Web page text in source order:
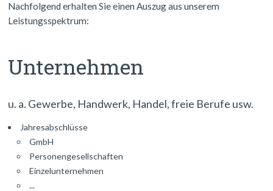
Nachfolgend erhalten Sie einen Auszug aus unserem
Leistungsspektrum:
Unternehmen
u. a. Gewerbe, Handwerk, Handel, freie Berufe usw.
Jahresabschlüsse
GmbH
Personengesellschaften
Einzelunternehmen
...